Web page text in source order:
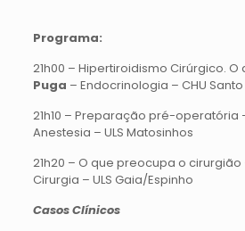
Programa:
21h00 – Hipertiroidismo Cirúrgico. O
Puga – Endocrinologia – CHU
21h10 – Preparação pré-operatória
Anestesia – ULS Matosinhos
21h20 – O que preocupa o cirurgião
Cirurgia – ULS Gaia/Espinho
Casos Clínicos